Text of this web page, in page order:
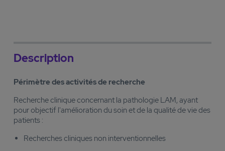
Description
Périmètre des activités de recherche
Recherche clinique concernant la pathologie LAM, ayant
pour objectif l'amélioration du soin et de la qualité de vie des
patients :
Recherches cliniques non interventionnelles